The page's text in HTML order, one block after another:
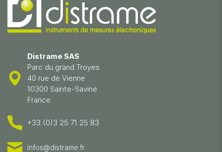
Distrame SAS
Parc du grand Troyes
40 rue de Vienne
10300 Sainte-Savine
France
+33 (0)3 25 71 25 83
infos@distrame.fr